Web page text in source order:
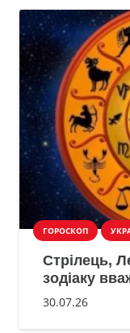
ГОРОСКОП
Стрілець,
зодіаку
30.07.26